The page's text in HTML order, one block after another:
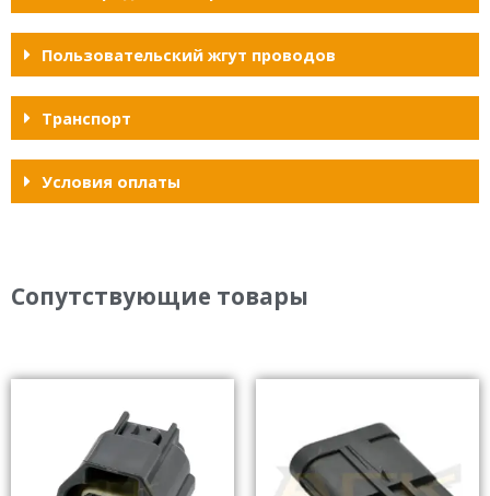
Пользовательский жгут проводов
Транспорт
Условия оплаты
Сопутствующие товары